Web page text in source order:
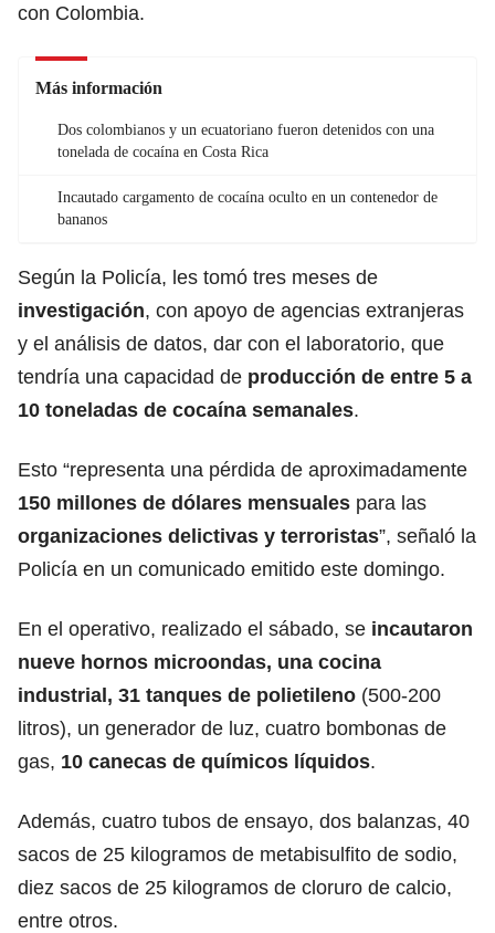
con Colombia.
Más información
Dos colombianos y un ecuatoriano fueron detenidos con una
tonelada de cocaína en Costa Rica
Incautado cargamento de cocaína oculto en un contenedor de
bananos
Según la Policía, les tomó tres meses de
investigación, con apoyo de agencias extranjeras
y el análisis de datos, dar con el laboratorio, que
tendría una capacidad de producción de entre 5 a
10 toneladas de cocaína semanales.
Esto “representa una pérdida de aproximadamente
150 millones de dólares mensuales para las
organizaciones delictivas y terroristas”, señaló la
Policía en un comunicado emitido este domingo.
En el operativo, realizado el sábado, se incautaron
nueve hornos microondas, una cocina
industrial, 31 tanques de polietileno (500-200
litros), un generador de luz, cuatro bombonas de
gas, 10 canecas de químicos líquidos.
Además, cuatro tubos de ensayo, dos balanzas, 40
sacos de 25 kilogramos de metabisulfito de sodio,
diez sacos de 25 kilogramos de cloruro de calcio,
entre otros.